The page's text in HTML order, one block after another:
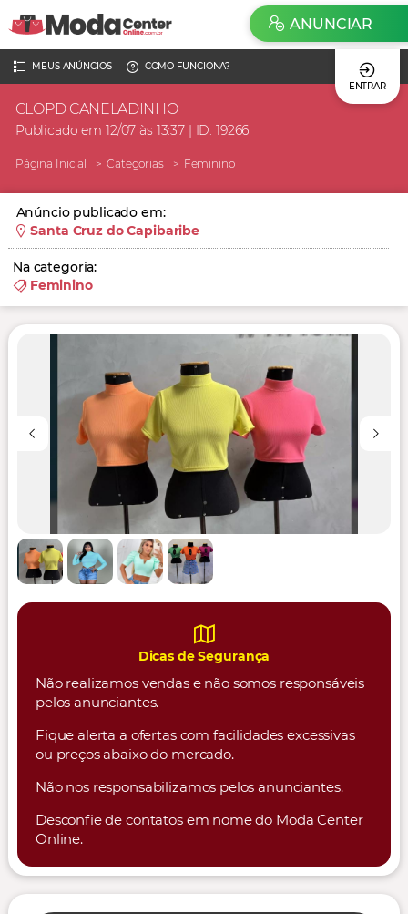
MEUS ANÚNCIOS
COMO FUNCIONA?
ENTRAR
ANUNCIAR
CLOPD CANELADINHO
Publicado em 12/07 às 13:37 | ID. 19266
Página Inicial Categorias Feminino
Anúncio publicado em:
Santa Cruz do Capibaribe
Na categoria:
Feminino
Dicas de Segurança
Não realizamos vendas e não somos responsáveis
pelos anunciantes.
Fique alerta a ofertas com facilidades excessivas
ou preços abaixo do mercado.
Não nos responsabilizamos pelos anunciantes.
Desconfie de contatos em nome do Moda Center
Online.